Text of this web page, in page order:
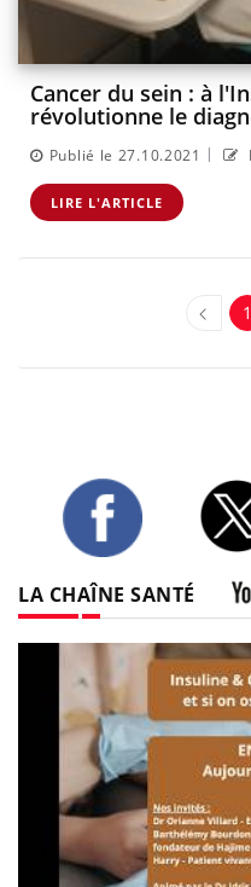
Cancer du sein : à
révolutionne le
Publié le 27.10.2021 |
LIRE L'ARTICLE
1
LA CHAÎNE SANTÉ